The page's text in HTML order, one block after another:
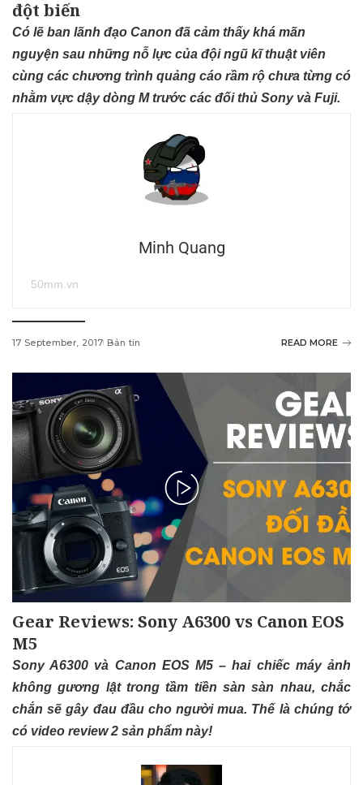
đột biến
Có lẽ ban lãnh đạo Canon đã cảm thấy khá mãn
nguyện sau những nỗ lực của đội ngũ kĩ thuật viên
cùng các chương trình quảng cáo rầm rộ chưa từng có
nhằm vực dậy dòng M trước các đối thủ Sony và Fuji.
Minh Quang
50mm.vn
17 September, 2017 Bản tin READ MORE
Gear Reviews: Sony A6300 vs Canon EOS
M5
Sony A6300 và Canon EOS M5 – hai chiếc máy ảnh
không gương lật trong tầm tiền sàn sàn nhau, chắc
chắn sẽ gây đau đầu cho người mua. Thế là chúng tớ
có video review 2 sản phẩm này!